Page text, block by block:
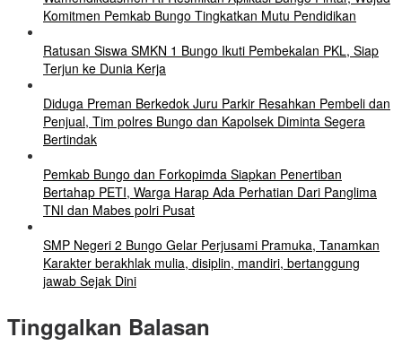
Komitmen Pemkab Bungo Tingkatkan Mutu Pendidikan
Ratusan Siswa SMKN 1 Bungo Ikuti Pembekalan PKL, Siap
Terjun ke Dunia Kerja
Diduga Preman Berkedok Juru Parkir Resahkan Pembeli dan
Penjual, Tim polres Bungo dan Kapolsek Diminta Segera
Bertindak
Pemkab Bungo dan Forkopimda Siapkan Penertiban
Bertahap PETI, Warga Harap Ada Perhatian Dari Panglima
TNI dan Mabes polri Pusat
SMP Negeri 2 Bungo Gelar Perjusami Pramuka, Tanamkan
Karakter berakhlak mulia, disiplin, mandiri, bertanggung
jawab Sejak Dini
Tinggalkan Balasan